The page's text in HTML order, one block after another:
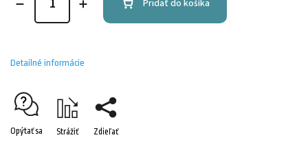
Pridať do košíka
Detailné informácie
Opýtať sa Strážiť Zdieľať